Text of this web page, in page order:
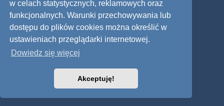
w celach statystycznych, reklamowych oraz
funkcjonalnych. Warunki przechowywania lub
dostępu do plików cookies można określić w
ustawieniach przeglądarki internetowej.
Dowiedz się więcej
Akceptuję!